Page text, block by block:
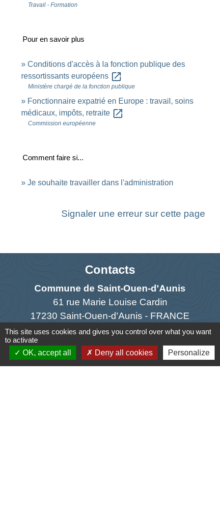
Travail - Formation
Pour en savoir plus
Conditions d'accès à la fonction publique des
ressortissants européens open_in_new
Ministère chargé de la fonction publique
Fonctionnaire expatrié en Europe : travail, soins
médicaux, impôts, retraite open_in_new
Commission européenne
Comment faire si...
Je souhaite travailler dans l'administration
Signaler une erreur sur cette page
Contacts
Commune de Saint-Ouen-d'Aunis
61 rue Marie Louise Cardin
17230 Saint-Ouen-d'Aunis - FRANCE
+33 5 46 01 40 64
Contact par formulaire
This site uses cookies and gives you control over what you want
to activate
OK, accept all
Deny all cookies Personalize